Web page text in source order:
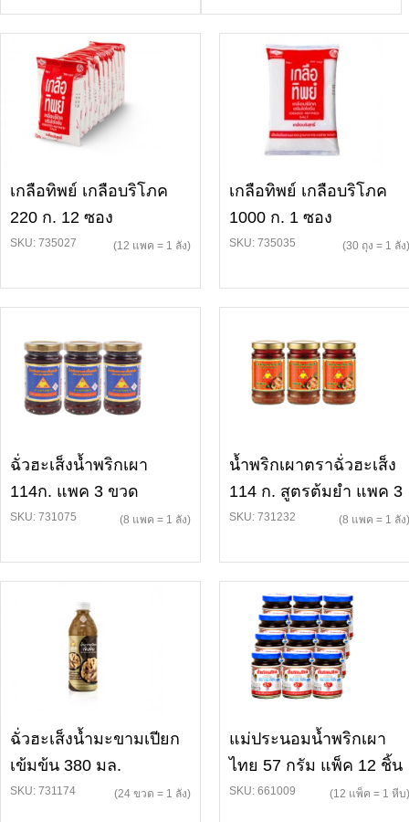
เกลือทิพย์ เกลือบริโภค
220 ก. 12 ซอง
SKU: 735027 (12 แพค = 1 ลัง)
เกลือทิพย์ เกลือบริโภค
1000 ก. 1 ซอง
SKU: 735035 (30 ถุง = 1 ลัง)
ฉั่วฮะเส็งน้ำพริกเผา
114ก. แพค 3 ขวด
SKU: 731075 (8 แพค = 1 ลัง)
น้ำพริกเผาตราฉั่วฮะเส็ง
114 ก. สูตรต้มยำ แพค 3
SKU: 731232 (8 แพค = 1 ลัง)
ฉั่วฮะเส็งน้ำมะขามเปียก
เข้มข้น 380 มล.
SKU: 731174 (24 ขวด = 1 ลัง)
แม่ประนอมน้ำพริกเผา
ไทย 57 กรัม แพ็ค 12 ชิ้น
SKU: 661009 (12 แพ็ค = 1 หีบ)